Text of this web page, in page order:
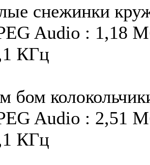
снежинки
Audio : 1,18
КГц
бом
Audio : 2,51
КГц